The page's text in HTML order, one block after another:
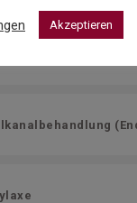
Akzeptieren